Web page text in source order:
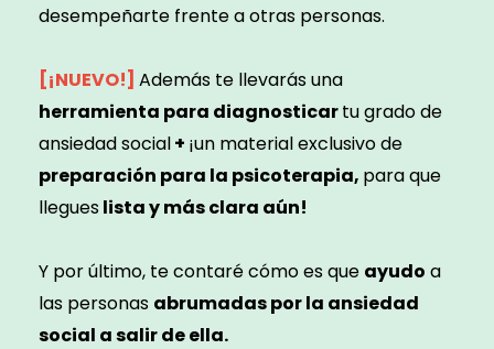
desempeñarte frente a otras personas.
[¡NUEVO!] Además te llevarás una
herramienta para diagnosticartu grado de
ansiedad social+ ¡un material exclusivo de
preparación para la psicoterapia, para que
llegueslista y más clara aún!
Y por último, te contaré cómo es que ayudo a
las personas abrumadas por la ansiedad
social a salir de ella.